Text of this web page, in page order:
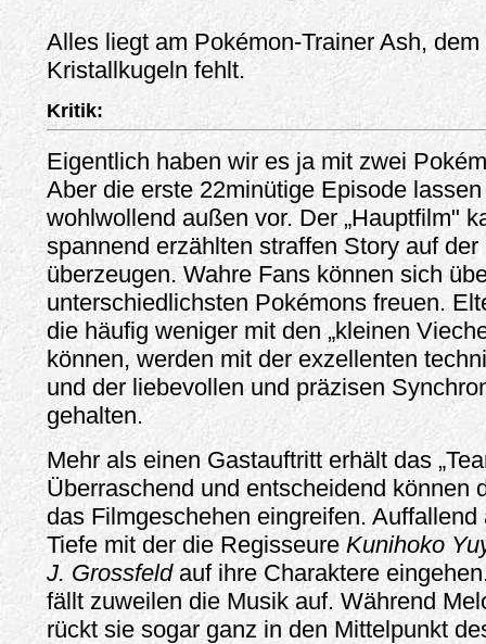
Alles liegt am Pokémon-Trainer Ash,
Kristallkugeln fehlt.
Kritik:
Eigentlich haben wir es ja mit zwei
Aber die erste 22minütige Episode
wohlwollend außen vor. Der „Hauptfilm"
spannend erzählten straffen Story auf
überzeugen. Wahre Fans können sich
unterschiedlichsten Pokémons freuen.
die häufig weniger mit den „kleinen
können, werden mit der exzellenten
und der liebevollen und präzisen
gehalten.
Mehr als einen Gastauftritt erhält das
Überraschend und entscheidend können
das Filmgeschehen eingreifen.
Tiefe mit der die RegisseureKunihoko
J. Grossfeldauf ihre Charaktere
fällt zuweilen die Musik auf. Während
rückt sie sogar ganz in den Mittelpunkt